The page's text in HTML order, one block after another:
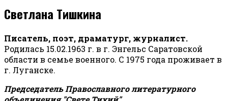
Светлана Тишкина
Писатель, поэт, драматург, журналист.
Родилась 15.02.1963 г. в г. Энгельс Саратовской
области в семье военного. С 1975 года проживает в
г. Луганске.
Председатель Православного литературного